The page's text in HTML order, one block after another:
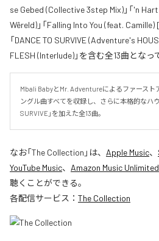
se Gebed (Collective 3step Mix)」「'n
Wêreld)」「Falling Into You (feat.
「DANCE TO SURVIVE (Adventure's
FLESH (Interlude)」を含む全13曲となっ
Mbali BabyとMr. Adventureによるファースト
ングル曲すべてを収録し、さらに本格的なハウ
SURVIVE」を加えた全13曲。
なお「The Collection 」は、 Apple Music、
YouTube Music、 Amazon Music Unlimited
聴くことができる。
各配信サービス： The Collection